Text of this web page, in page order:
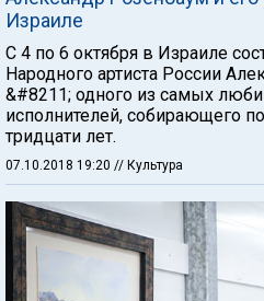
Израиле
С 4 по 6 октября в Израиле
Народного артиста России
&#8211; одного из самых
исполнителей, собирающего
тридцати лет.
07.10.2018 19:20 // Культура